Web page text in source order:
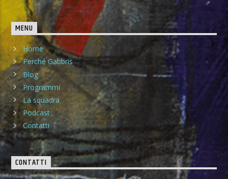
MENU
Home
Perché Gabbris
Blog
Programmi
La squadra
Podcast
Contatti
CONTATTI